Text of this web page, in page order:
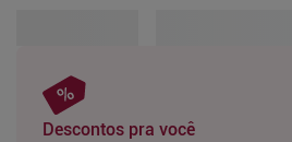
Descontos pra você